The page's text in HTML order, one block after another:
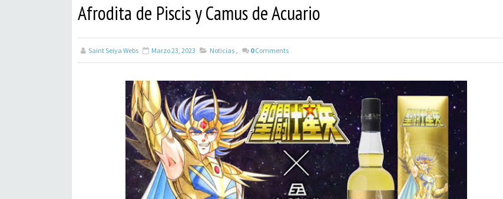
Afrodita de Piscis y Camus de Acuario
Saint Seiya Webs Marzo 23, 2023 Noticias , 0 Comments